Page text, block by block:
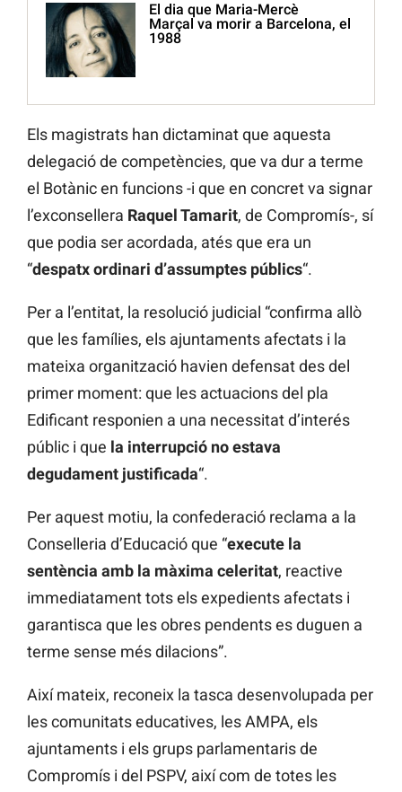
El dia que Maria-Mercè
Marçal va morir a Barcelona, el
1988
Els magistrats han dictaminat que aquesta
delegació de competències, que va dur a terme
el Botànic en funcions -i que en concret va signar
l’exconsellera Raquel Tamarit, de Compromís-, sí
que podia ser acordada, atés que era un
“despatx ordinari d’assumptes públics“.
Per a l’entitat, la resolució judicial “confirma allò
que les famílies, els ajuntaments afectats i la
mateixa organització havien defensat des del
primer moment: que les actuacions del pla
Edificant responien a una necessitat d’interés
públic i que la interrupció no estava
degudament justificada“.
Per aquest motiu, la confederació reclama a la
Conselleria d’Educació que “execute la
sentència amb la màxima celeritat, reactive
immediatament tots els expedients afectats i
garantisca que les obres pendents es duguen a
terme sense més dilacions”.
Així mateix, reconeix la tasca desenvolupada per
les comunitats educatives, les AMPA, els
ajuntaments i els grups parlamentaris de
Compromís i del PSPV, així com de totes les